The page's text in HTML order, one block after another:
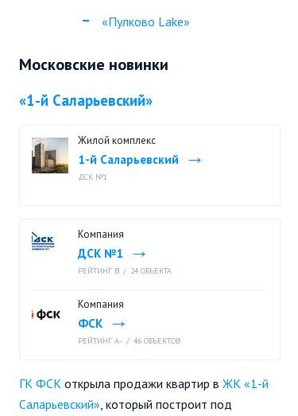
«Пулково Lake»
Московские новинки
«1-й Саларьевский»
Жилой комплекс
1-й Саларьевский
ДСК №1
Компания
ДСК №1
РЕЙТИНГ B / 24 ОБЪЕКТА
Компания
ФСК
РЕЙТИНГ A- / 46 ОБЪЕКТОВ
ГК ФСК открыла продажи квартир в ЖК «1-й
Саларьевский», который построит под